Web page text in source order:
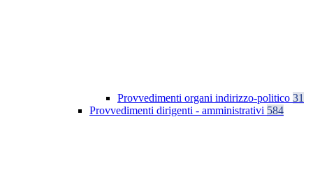
Provvedimenti organi indirizzo-politico 31
Provvedimenti dirigenti - amministrativi 584